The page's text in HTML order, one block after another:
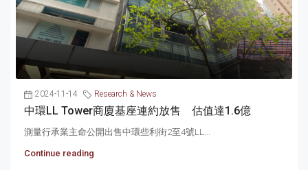
2024-11-14 Research & News
中環LL Tower商廈基座連約放售 估值達1.6億
測量行承業主命公開出售中環些利街2至4號LL...
Continue reading